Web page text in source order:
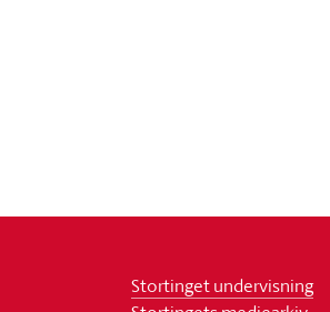
Stortinget undervisning